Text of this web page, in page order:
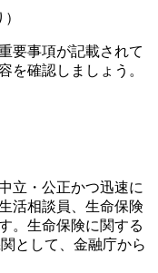
要事項が記載されて
を確認しましょう。
立・公正かつ迅速に
活相談員、生命保険
。生命保険に関する
として、金融庁から